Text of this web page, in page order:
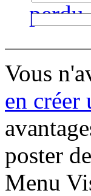
perdu
Vous
en créer
poster
Menu